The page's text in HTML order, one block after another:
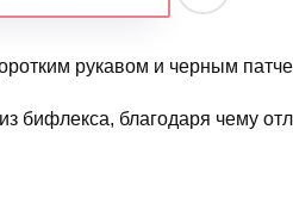
рукавом и черным
бифлекса, благодаря чему